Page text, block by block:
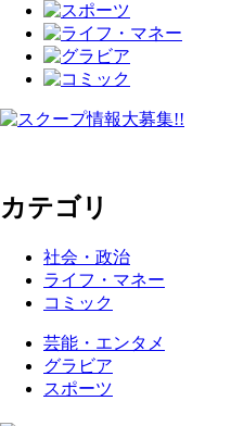
カテゴリ
社会・政治
ライフ・マネー
コミック
芸能・エンタメ
グラビア
スポーツ